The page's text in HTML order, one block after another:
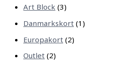
Art Block (3)
Danmarkskort (1)
Europakort (2)
Outlet (2)